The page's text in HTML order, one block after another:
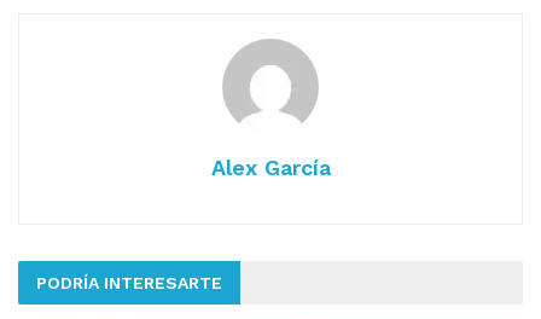
Alex García
PODRÍA INTERESARTE